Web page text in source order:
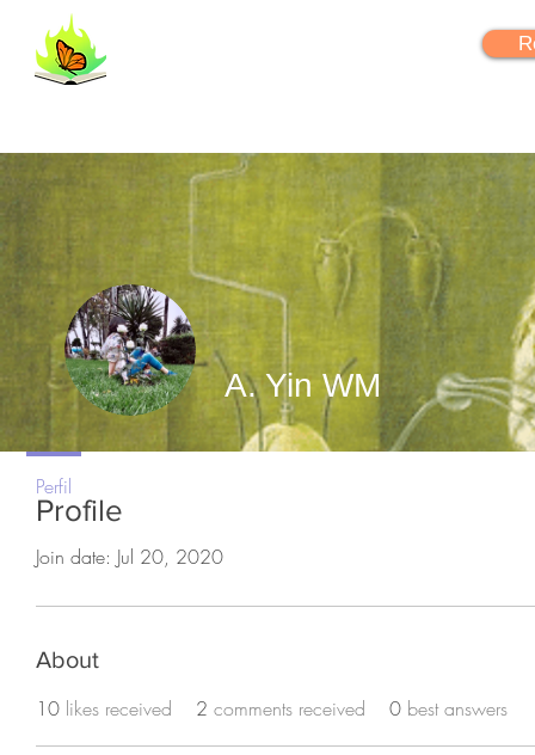
Profile
Join date: Jul 20, 2020
About
10 likes received 2 comments received 0 best answers
A. Yin WM
Perfil